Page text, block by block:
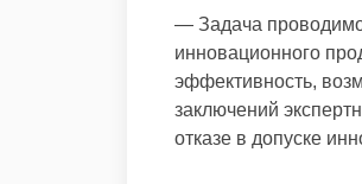
— Задача
инновационного
эффективность,
заключений
отказе в допуске